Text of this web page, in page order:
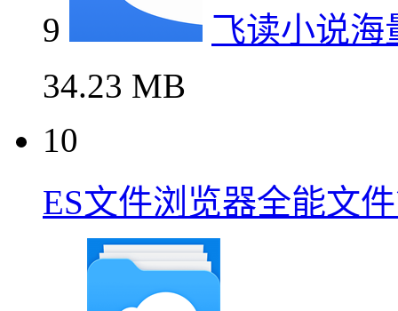
9
飞读小说海
34.23 MB
10
ES文件浏览器全能文